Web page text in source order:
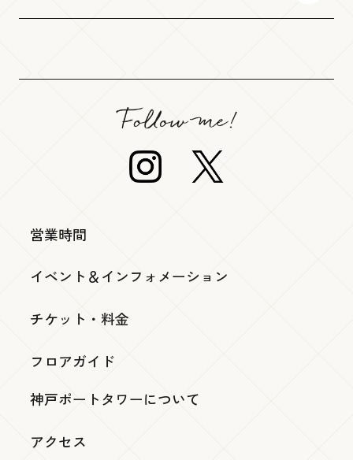
営業時間
イベント＆インフォメーション
チケット・料金
フロアガイド
神戸ポートタワーについて
アクセス